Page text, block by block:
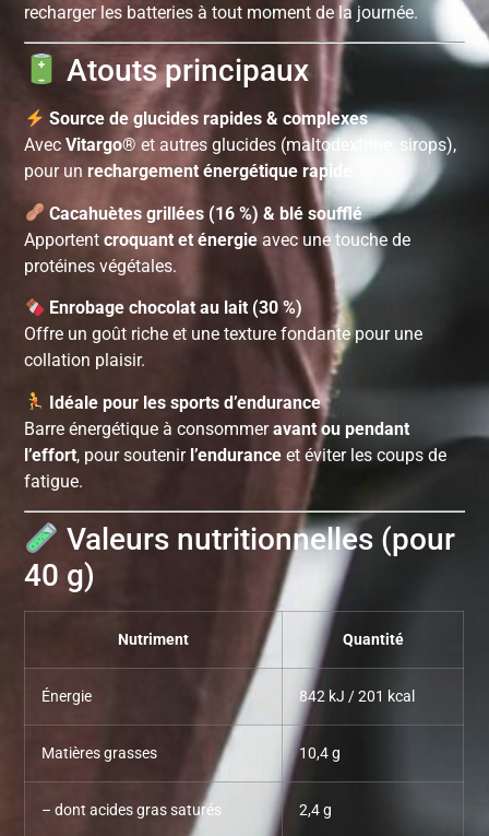
recharger les batteries à tout moment de la journée.
Atouts principaux
Source de glucides rapides & complexes
AvecVitargo® et autres glucides (maltodextrine, sirops),
pour unrechargement énergétique rapide
Cacahuètes grillées (16 %) & blé soufflé
Apportentcroquant et énergie avec une touche de
protéines végétales.
Enrobage chocolat au lait (30 %)
Offre un goût riche et une texture fondante pour une
collation plaisir.
Idéale pour les sports d’endurance
Barre énergétique à consommeravant ou pendant
l’effort, pour soutenir l’endurance et éviter les coups de
fatigue.
Valeurs nutritionnelles (pour
40 g)
Nutriment Quantité
Énergie 842 kJ / 201 kcal
Matières grasses 10,4 g
– dont acides gras saturés 2,4 g